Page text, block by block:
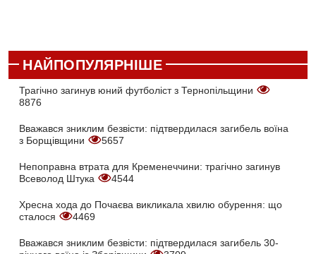
НАЙПОПУЛЯРНІШЕ
Трагічно загинув юний футболіст з Тернопільщини
8876
Вважався зниклим безвісти: підтвердилася загибель воїна
з Борщівщини
5657
Непоправна втрата для Кременеччини: трагічно загинув
Всеволод Штука
4544
Хресна хода до Почаєва викликала хвилю обурення: що
сталося
4469
Вважався зниклим безвісти: підтвердилася загибель 30-